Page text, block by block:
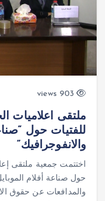
903 views
ملتقى اعلاميات
للفتيات حول
والانفوجرافيك”
اختتمت جمعية ملتقى
حول صناعة أفلام
والمدافعات عن حقوق